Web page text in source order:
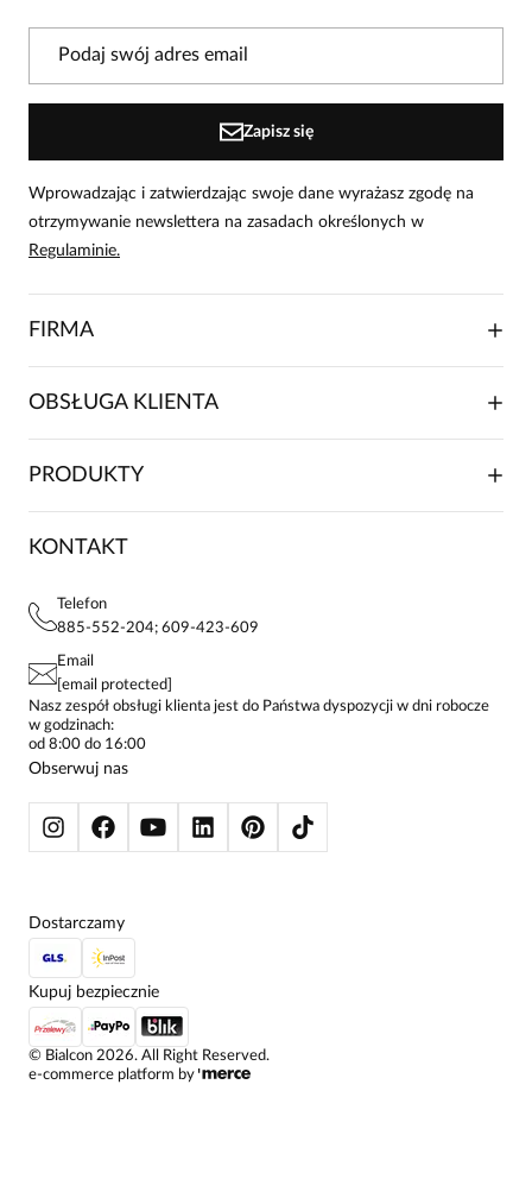
W naszej witrynie opinie mogą dodawać tylko
Zapisz się
Wprowadzając i zatwierdzając swoje dane wyrażasz zgodę na
otrzymywanie newslettera na zasadach określonych w
Regulaminie.
FIRMA
FRANCZYZA
MAPA WITRYNY
KONTAKTY
OBSŁUGA KLIENTA
FAQ
POLITYKA PRYWATNOŚCI
STREFA STAŁEGO KLIENTA
PRODUKTY
KOSZULE DAMSKIE
SPODNIE DAMSKIE
ŻAKIETY I MARYNARKI
SWETRY
BLUZY
KONTAKT
Telefon
885-552-204; 609-423-609
Email
[email protected]
Nasz zespół obsługi klienta jest do Państwa dyspozycji w dni robocze
w godzinach:
od 8:00 do 16:00
Obserwuj nas
© Bialcon 2026. All Right Reserved.
e-commerce platform by
Dostarczamy
Kupuj bezpiecznie